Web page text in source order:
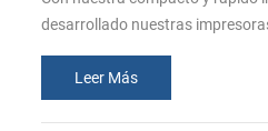
desarrollado nuestras
Leer Más